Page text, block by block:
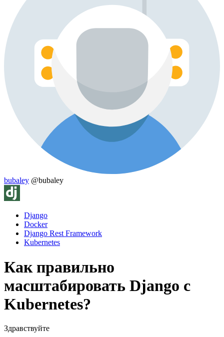
bubaley @bubaley
Django
Docker
Django Rest Framework
Kubernetes
Как правильно
масштабировать Django с
Kubernetes?
Здравствуйте